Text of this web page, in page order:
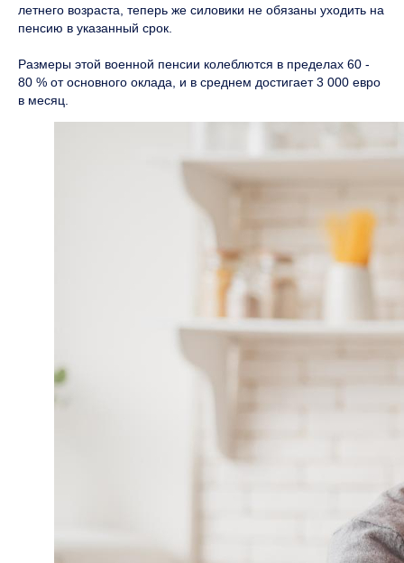
летнего возраста, теперь же силовики не обязаны уходить на
пенсию в указанный срок.
Размеры этой военной пенсии колеблются в пределах 60 -
80 % от основного оклада, и в среднем достигает 3 000 евро
в месяц.